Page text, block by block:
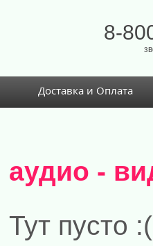
8-
Доставка и Оплата
аудио -
Тут пусто :(